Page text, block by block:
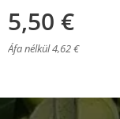
5,50 €
Áfa nélkül 4,62 €